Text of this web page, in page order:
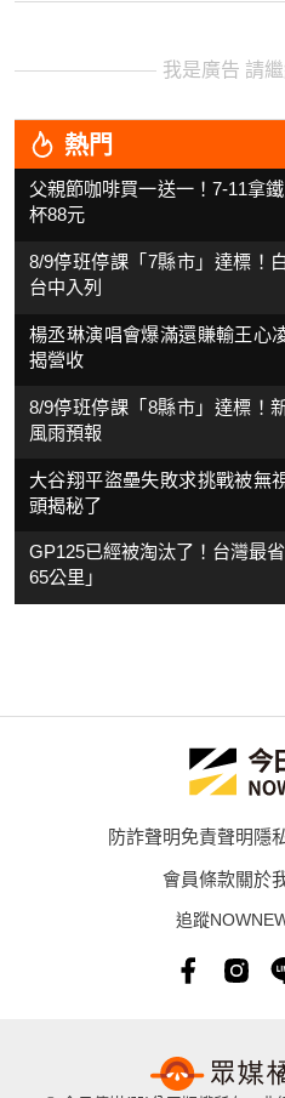
我是廣告 請
熱門
父親節咖啡買一送一！7-11拿
杯88元
8/9停班停課「7縣市」達標！
台中入列
楊丞琳演唱會爆滿還賺輸王心
揭營收
8/9停班停課「8縣市」達標
風雨預報
大谷翔平盜壘失敗求挑戰被無
頭揭秘了
GP125已經被淘汰了！台灣最
65公里」
防詐聲明免責聲明隱
會員條款關於
追蹤